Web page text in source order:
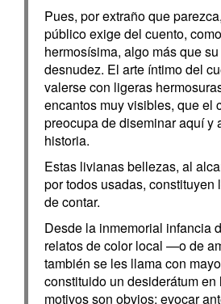
Pues, por extraño que
público exige del cuento,
hermosísima, algo más que
desnudez. El arte íntimo del
valerse con ligeras
encantos muy visibles, que el
preocupa de diseminar aquí y
historia.
Estas livianas bellezas, al
por todos usadas, constituyen
de contar.
Desde la inmemorial infancia
relatos de color local —o de
también se les llama con
constituido un desiderátum en
motivos son obvios: evocar